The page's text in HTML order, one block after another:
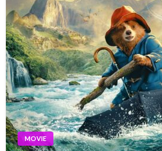
MOVIE